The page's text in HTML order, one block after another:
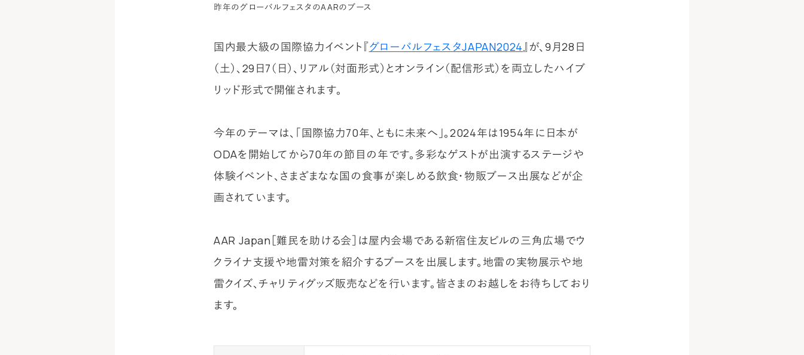
昨年のグローバルフェスタのAARのブース
国内最大級の国際協力イベント『グローバルフェスタJAPAN2024 』が、9月28日
（土）、29日7（日）、リアル（対面形式）とオンライン（配信形式）を両立したハイブ
リッド形式で開催されます。
今年のテーマは、「国際協力70年、ともに未来へ」。2024年は1954年に日本が
ODAを開始してから70年の節目の年です。多彩なゲストが出演するステージや
体験イベント、さまざまなな国の食事が楽しめる飲食・物販ブース出展などが企
画されています。
AAR Japan［難民を助ける会］は屋内会場である新宿住友ビルの三角広場でウ
クライナ支援や地雷対策を紹介するブースを出展します。地雷の実物展示や地
雷クイズ、チャリティグッズ販売などを行います。皆さまのお越しをお待ちしており
ます。